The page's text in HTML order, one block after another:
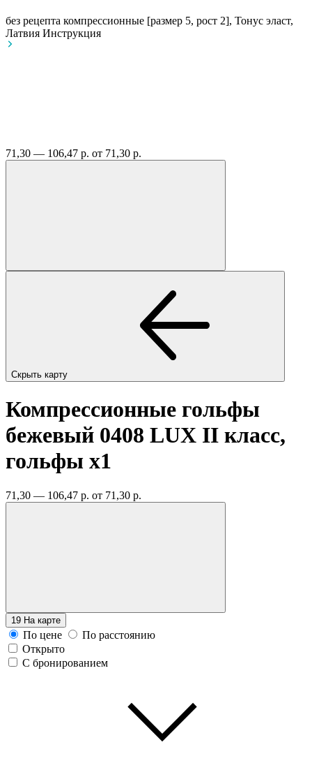
без рецепта компрессионные [размер 5, рост 2], Тонус эласт,
Латвия Инструкция
71,30 — 106,47 р. от 71,30 р.
Скрыть карту
Компрессионные гольфы
бежевый 0408 LUX II класс,
гольфы x1
71,30 — 106,47 р. от 71,30 р.
19 На карте
По цене
По расстоянию
Открыто
С бронированием